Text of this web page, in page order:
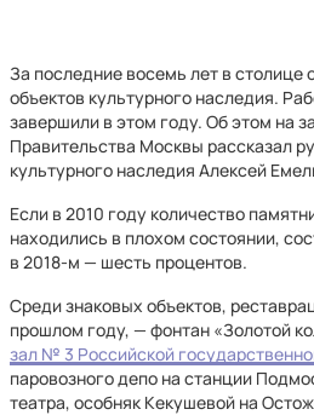
За последние восемь лет в столице
объектов культурного наследия.
завершили в этом году. Об этом на
Правительства Москвы рассказал
культурного наследия Алексей
Если в 2010 году количество
находились в плохом состоянии,
в 2018-м — шесть процентов.
Среди знаковых объектов,
прошлом году, — фонтан «Золотой
зал № 3 Российской
паровозного депо на станции
театра, особняк Кекушевой на